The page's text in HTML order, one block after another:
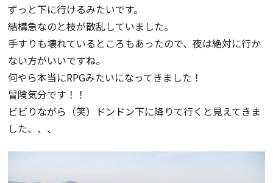
ずっと下に行けるみたいです。
結構急なのと枝が散乱していました。
手すりも壊れているところもあったので、夜は絶対に行か
ない方がいいですね。
何やら本当にRPGみたいになってきました！
冒険気分です！！
ビビりながら（笑）ドンドン下に降りて行くと見えてきま
した、、、